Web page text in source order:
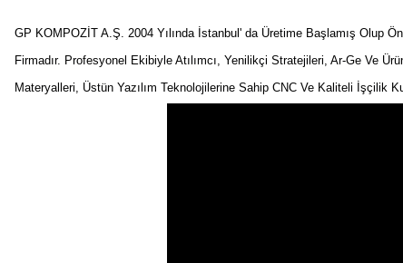
GP KOMPOZİT A.Ş. 2004 Yılında İstanbul' da Üretime Başlamış Olup
Firmadır. Profesyonel Ekibiyle Atılımcı, Yenilikçi Stratejileri, Ar-Ge Ve
Materyalleri, Üstün Yazılım Teknolojilerine Sahip CNC Ve Kaliteli İşçilik